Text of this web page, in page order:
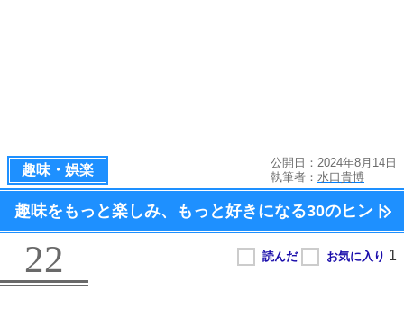
趣味・娯楽
公開日：2024年8月14日
執筆者： 水口貴博
趣味をもっと楽しみ、 もっと好きになる30のヒント
22